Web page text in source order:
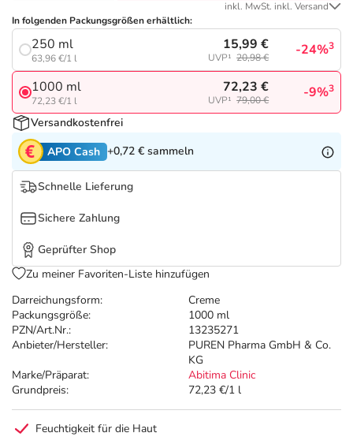
Tierapotheke
Vitamine & Mineralstoffe
Marken
Salus Deals
Darreichungsform:
Creme
Packungsgröße:
1000 ml
PZN/Art.Nr.:
13235271
Anbieter/Hersteller:
PUREN Pharma GmbH & Co.
KG
Marke/Präparat:
Abitima Clinic
Grundpreis:
72,23 €/1 l
inkl. MwSt. inkl. Versand
In folgenden Packungsgrößen erhältlich:
250 ml
63,96 €/1 l
15,99 €
UVP¹ 20,98 € -24%3
1000 ml
72,23 €/1 l
72,23 €
UVP¹ 79,00 € -9%3
Versandkostenfrei
APO Cash +0,72 € sammeln
Schnelle Lieferung
Sichere Zahlung
Geprüfter Shop
Zu meiner Favoriten-Liste hinzufügen
Feuchtigkeit für die Haut